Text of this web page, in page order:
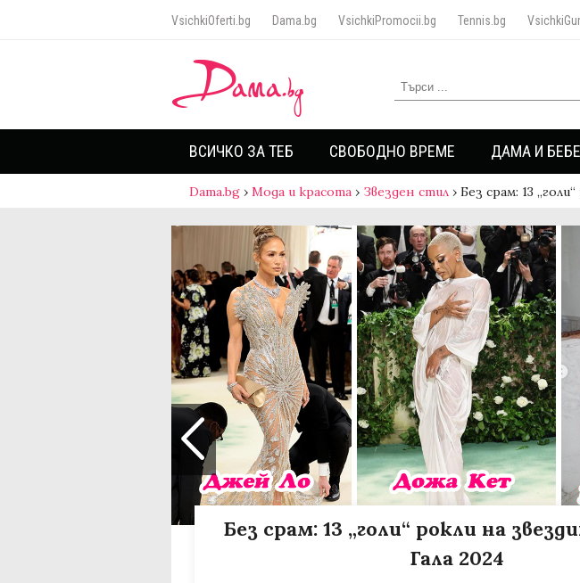
VsichkiOferti.bg Dama.bg VsichkiPromocii.bg Tennis.bg
ВСИЧКО ЗА ТЕБ СВОБОДНО ВРЕМЕ ДАМА И БЕБЕ
Dama.bg › Мода и красота › Звезден стил › Без срам: 13
Без срам: 13 „голи“ рокли на
Гала 2024